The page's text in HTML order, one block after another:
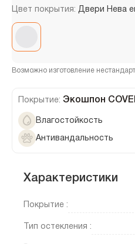
Цвет покрытия: Двери Нева
Возможно изготовление
Покрытие: Экошпон
Влагостойкость
Антивандальность
Характеристики
Покрытие :
Тип остекления :